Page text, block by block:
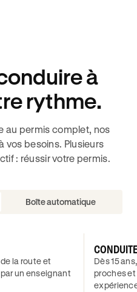
à
rythme.
au permis complet, nos
vos besoins. Plusieurs
: réussir votre permis.
Boîte automatique
la route et
un enseignant
Dès 15
proches